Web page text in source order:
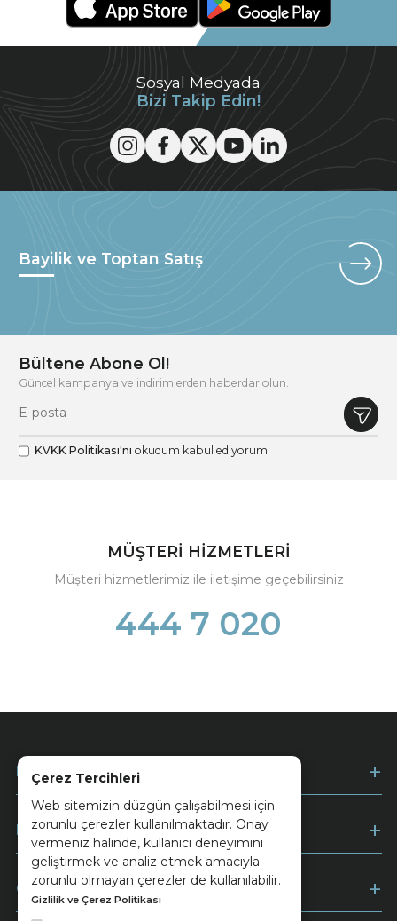
Çerez Tercihleri
Web sitemizin düzgün çalışabilmesi için
zorunlu çerezler kullanılmaktadır. Onay
vermeniz halinde, kullanıcı deneyimini
geliştirmek ve analiz etmek amacıyla
zorunlu olmayan çerezler de kullanılabilir.
Gizlilik ve Çerez Politikası
Sosyal Medyada
Bizi Takip Edin!
Bayilik ve Toptan Satış
Bültene Abone Ol!
Güncel kampanya ve indirimlerden haberdar olun.
KVKK Politikası'nı okudum kabul ediyorum.
MÜŞTERİ HİZMETLERİ
Müşteri hizmetlerimiz ile iletişime geçebilirsiniz
444 7 020
Kurumsal
Müşteri Hizmetleri
Ödeme